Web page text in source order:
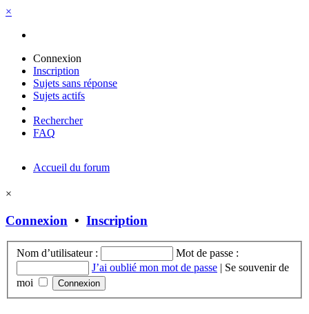
×
Connexion
Inscription
Sujets sans réponse
Sujets actifs
Rechercher
FAQ
Accueil du forum
×
Connexion • Inscription
Nom d’utilisateur :
Mot de passe :
J’ai oublié mon mot de passe | Se souvenir de
moi